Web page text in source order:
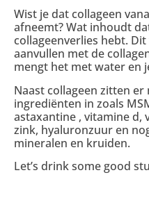
Wist je dat collageen
afneemt? Wat inhoudt
collageenverlies hebt.
aanvullen met de
mengt het met water en
Naast collageen zitten
ingrediënten in zoals
astaxantine , vitamine d,
zink, hyaluronzuur en
mineralen en kruiden.
Let’s drink some good